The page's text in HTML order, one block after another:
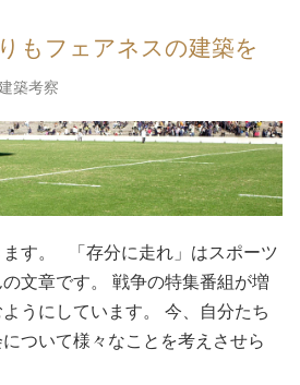
もフェアネスの建築を
築考察
す。 「存分に走れ」はスポーツ
文章です。 戦争の特集番組が増
うにしています。 今、自分たち
ついて様々なことを考えさせら